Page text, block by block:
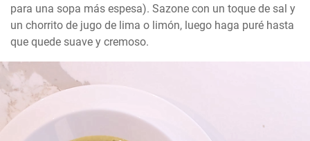
para una sopa más espesa). Sazone con un toque de sal y
un chorrito de jugo de lima o limón, luego haga puré hasta
que quede suave y cremoso.